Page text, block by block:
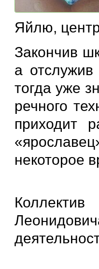
Яйлю,
Закончив
а
тогда уже
речного
приходит
некоторое